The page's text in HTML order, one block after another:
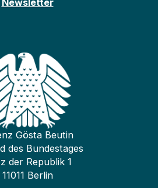
Gösta Beutin
des Bundestages
der Republik 1
11011 Berlin